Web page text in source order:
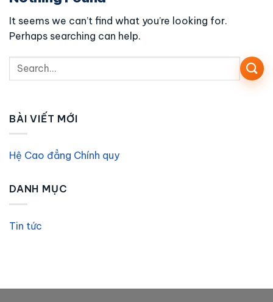
It seems we can’t find what you’re looking for.
Perhaps searching can help.
BÀI VIẾT MỚI
Hệ Cao đẳng Chính quy
DANH MỤC
Tin tức